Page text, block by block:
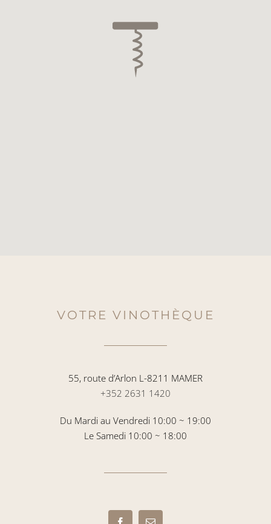
VOTRE VINOTHÈQUE
55, route d’Arlon L-8211 MAMER
+352 2631 1420
Du Mardi au Vendredi 10:00 ~ 19:00
Le Samedi 10:00 ~ 18:00